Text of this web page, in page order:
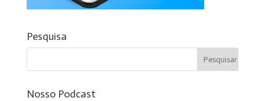
Pesquisa
Nosso Podcast